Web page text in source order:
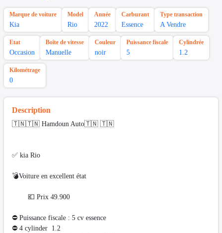
Marque de voiture
Kia
Model
Rio
Année
2022
Carburant
Essence
Type transaction
A Vendre
Etat
Occasion
Boîte de vitesse
Manuelle
Couleur
noir
Puissance fiscale
5
Cylindrée
1.2
Kilométrage
0
Description
🇹🇳🇹🇳 Hamdoun Auto🇹🇳 🇹🇳
✅ kia Rio
💣Voiture en excellent état
💶 Prix 49.900
⛔ Puissance fiscale : 5 cv essence
⛔️ 4 cylinder 1.2